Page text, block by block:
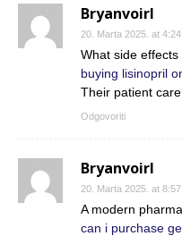
Bryanvoirl
20. Marta 2025. at 4:24
What side
buying lisinopril
Their patient
Odgovoriti
Bryanvoirl
20. Marta 2025. at 8:57
A modern
can i purchase